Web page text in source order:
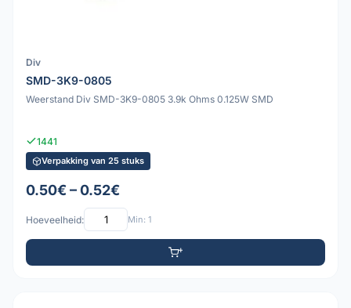
Div
SMD-3K9-0805
Weerstand Div SMD-3K9-0805 3.9k Ohms 0.125W SMD
1441
Verpakking van 25 stuks
0.50€ – 0.52€
Hoeveelheid: Min: 1